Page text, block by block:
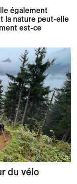
également
la nature peut-elle
est-ce
du vélo